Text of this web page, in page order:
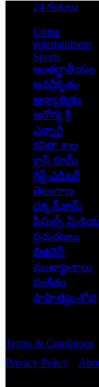
24 గంటలు
Crime
entertainment
Sports
అంతర్జాతీయం
అవర్గీకృతం
ఆధ్యాత్మికం
ఆరోగ్య శ్రీ
ఎన్నారై
కవితా శాల
క్లాస్ రూమ్
గెస్ట్ ఎడిటర్
తెలంగాణ
దక్కన్.కామ్
పీపుల్స్
ప్రచురణలు
బిజినెస్
ముఖ్యాంశాలు
సంకేతం
సాహిత్యం-శోభ
Terms & Conditions
Privacy Policy